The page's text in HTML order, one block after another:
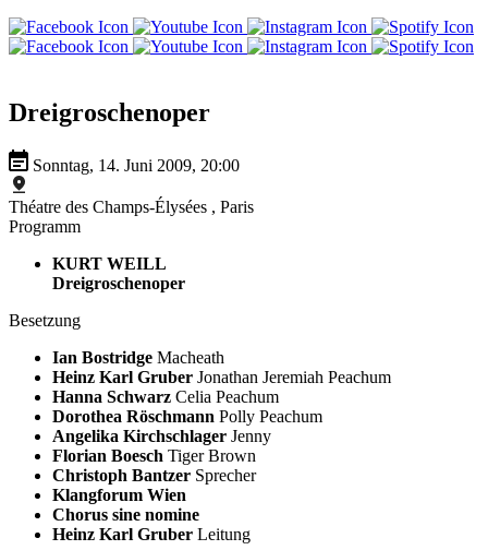
Dreigroschenoper
Sonntag, 14. Juni 2009, 20:00
Théatre des Champs-Élysées , Paris
Programm
KURT WEILL
Dreigroschenoper
Besetzung
Ian Bostridge Macheath
Heinz Karl Gruber Jonathan Jeremiah Peachum
Hanna Schwarz Celia Peachum
Dorothea Röschmann Polly Peachum
Angelika Kirchschlager Jenny
Florian Boesch Tiger Brown
Christoph Bantzer Sprecher
Klangforum Wien
Chorus sine nomine
Heinz Karl Gruber Leitung